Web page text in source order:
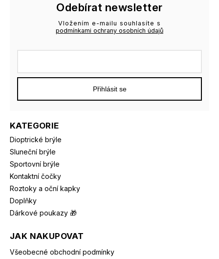
KATEGORIE
Dioptrické brýle
Sluneční brýle
Sportovní brýle
Kontaktní čočky
Roztoky a oční kapky
Doplňky
Dárkové poukazy 🎁
JAK NAKUPOVAT
Všeobecné obchodní podmínky
Odebírat newsletter
Vložením e-mailu souhlasíte s
podmínkami ochrany osobních údajů
Přihlásit se